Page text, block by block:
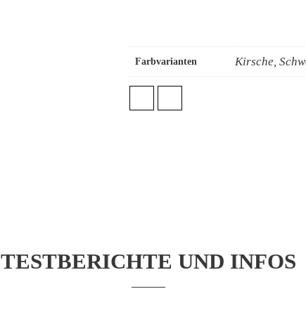
Farbvarianten Kirsche,
TESTBERICHTE UND INFOS